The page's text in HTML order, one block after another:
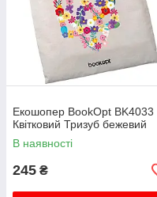
Екошопер BookOpt BK4033
Квітковий Тризуб бежевий
В наявності
245 ₴